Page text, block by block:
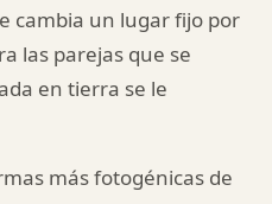
cambia un lugar fijo por
las parejas que se
en tierra se le
más fotogénicas de